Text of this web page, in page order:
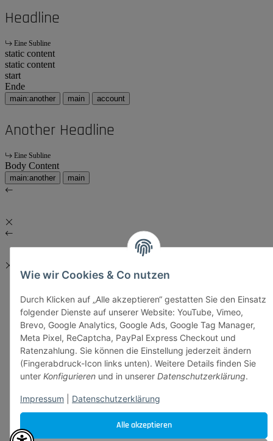
Alle akzeptieren
Wie wir Cookies & Co nutzen
Durch Klicken auf „Alle akzeptieren“ gestatten Sie den Einsatz
folgender Dienste auf unserer Website: YouTube, Vimeo,
Brevo, Google Analytics, Google Ads, Google Tag Manager,
Meta Pixel, ReCaptcha, PayPal Express Checkout und
Ratenzahlung. Sie können die Einstellung jederzeit ändern
(Fingerabdruck-Icon links unten). Weitere Details finden Sie
unter Konfigurieren und in unserer Datenschutzerklärung.
Impressum Datenschutzerklärung
Headline
Eine Subline
static content
static content
start
Ende
main:another main account
Another Headline
Eine Subline
Body Content
main:another main